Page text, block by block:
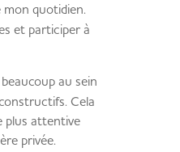
mon quotidien.
et participer à
au sein
Cela
plus attentive
privée.